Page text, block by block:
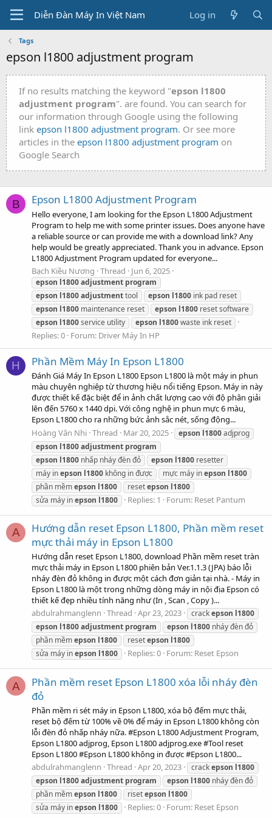
Diễn Đàn Máy In Việt Nam Log in
Tags
epson l1800 adjustment program
If no results matching the keyword "epson l1800
adjustment program". are found. You can search for
our information through Google using the following
link epson l1800 adjustment program. Or see more
articles in the epson l1800 adjustment program on
Google Search
B Epson L1800 Adjustment Program
Hello everyone, I am looking for the Epson L1800 Adjustment
Program to help me with some printer issues. Does anyone have
a reliable source or can provide me with a download link? Any
help would be greatly appreciated. Thank you in advance. Epson
L1800 Adjustment Program updated for everyone...
Bạch Kiều Nương Thread Jun 6, 2025
epson l1800adjustment program
epson l1800adjustmenttool epson l1800 ink pad reset
epson l1800 maintenance reset epson l1800 reset software
epson l1800service utility epson l1800waste ink reset
Replies: 0 Forum: Driver Máy In HP
H Phần Mềm Máy In Epson L1800
Đánh Giá Máy In Epson L1800 Epson L1800 là một máy in phun
màu chuyên nghiệp từ thương hiệu nổi tiếng Epson. Máy in này
được thiết kế đặc biệt để in ảnh chất lượng cao với độ phân giải
lên đến 5760 x 1440 dpi. Với công nghệ in phun mực 6 màu,
Epson L1800 cho ra những bức ảnh sắc nét, sống động...
Hoàng Vân Nhi Thread Mar 20, 2025 epson l1800adjprog
epson l1800adjustment program
epson l1800 nhấp nháy đèn đỏ epson l1800 resetter
máy inepson l1800 không in được mực máy inepson l1800
phần mềmepson l1800 resetepson l1800
sửa máy inepson l1800 Replies: 1 Forum: Reset Pantum
A
Hướng dẫn reset Epson L1800, Phần mềm reset
mực thải máy in Epson L1800
Hướng dẫn reset Epson L1800, download Phần mềm reset tràn
mực thải máy in Epson L1800 phiên bản Ver.1.1.3 (JPA) báo lỗi
nháy đèn đỏ không in được một cách đơn giản tại nhà. - Máy in
Epson L1800 là một trong những dòng máy in nội địa Epson có
thiết kế đẹp nhiều tính năng như (In , Scan , Copy )...
abdulrahmanglenn Thread Apr 23, 2023 crackepson l1800
epson l1800adjustment program epson l1800 nháy đèn đỏ
phần mềmepson l1800 resetepson l1800
sửa máy inepson l1800 Replies: 0 Forum: Reset Epson
A
Phần mềm reset Epson L1800 xóa lỗi nháy đèn
đỏ
Phần mềm ri sét máy in Epson L1800, xóa bộ đếm mực thải,
reset bộ đếm từ 100% về 0% để máy in Epson L1800 không còn
lỗi đèn đỏ nhấp nháy nữa. #Epson L1800 Adjustment Program,
Epson L1800 adjprog, Epson L1800 adjprog.exe #Tool reset
Epson L1800 #Epson L1800 không in được #Epson L1800...
abdulrahmanglenn Thread Apr 20, 2023 crackepson l1800
epson l1800adjustment program epson l1800 nháy đèn đỏ
phần mềmepson l1800 risetepson l1800
sửa máy inepson l1800 Replies: 0 Forum: Reset Epson